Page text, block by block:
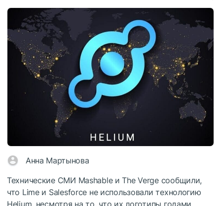
Анна Мартынова
Технические СМИ Mashable и The Verge сообщили,
что Lime и Salesforce не использовали технологию
Helium, несмотря на то, что их логотипы годами